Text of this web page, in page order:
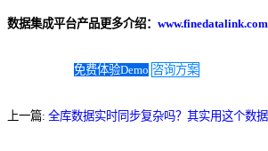
数据集成平台产品更多介绍： www.finedatalink.com
免费体验Demo 咨询方案
上一篇: 全库数据实时同步复杂吗？其实用这个数